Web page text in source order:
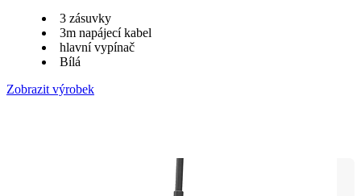
3 zásuvky
3m napájecí kabel
hlavní vypínač
Bílá
Zobrazit výrobek